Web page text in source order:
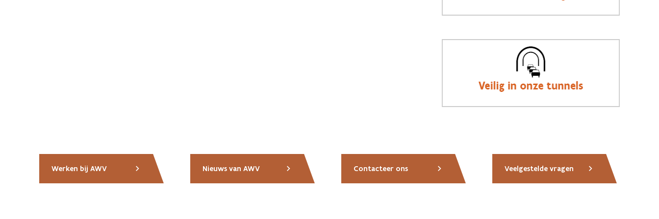
Werken bij AWV Nieuws van AWV Contacteer ons Veelgestelde vragen